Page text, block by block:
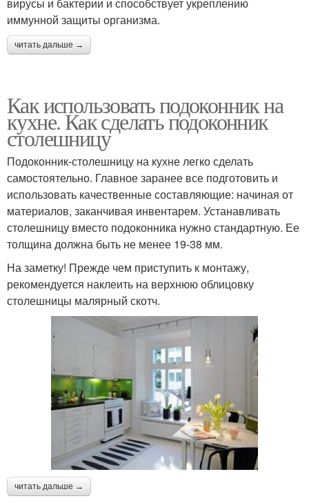
вирусы и бактерии и способствует укреплению
иммунной защиты организма.
читать дальше →
Как использовать подоконник на
кухне. Как сделать подоконник
столешницу
Подоконник-столешницу на кухне легко сделать
самостоятельно. Главное заранее все подготовить и
использовать качественные составляющие: начиная от
материалов, заканчивая инвентарем. Устанавливать
столешницу вместо подоконника нужно стандартную. Ее
толщина должна быть не менее 19-38 мм.
На заметку! Прежде чем приступить к монтажу,
рекомендуется наклеить на верхнюю облицовку
столешницы малярный скотч.
читать дальше →